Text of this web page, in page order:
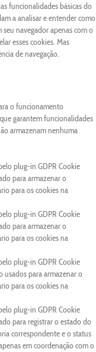
funcionalidades básicas do
a analisar e entender como
seu navegador apenas com o
esses cookies. Mas
de navegação.
o funcionamento
garantem funcionalidades
armazenam nenhuma
plug-in GDPR Cookie
para armazenar o
para os cookies na
plug-in GDPR Cookie
para armazenar o
para os cookies na
plug-in GDPR Cookie
usados para armazenar o
para os cookies na
plug-in GDPR Cookie
para registrar o estado do
correspondente e o status
em coordenação com o